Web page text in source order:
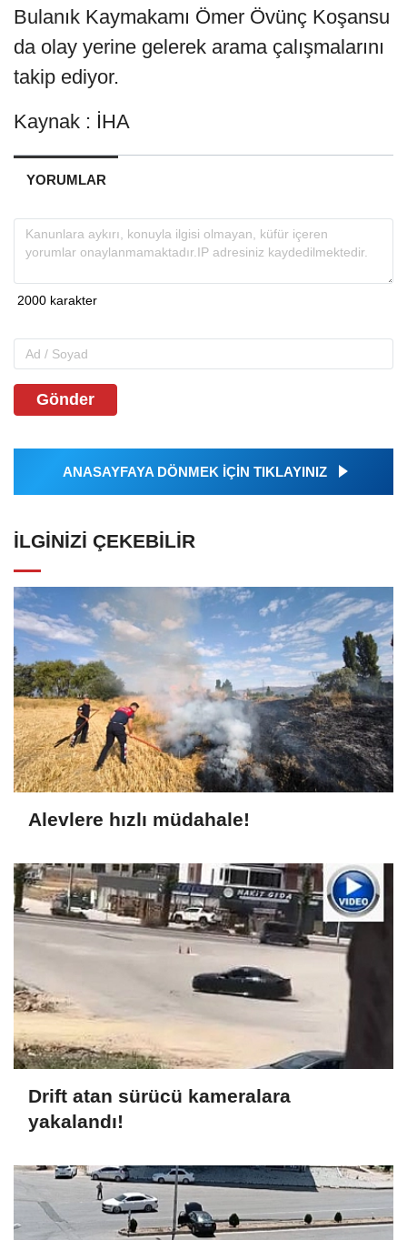
Bulanık Kaymakamı Ömer Övünç Koşansu
da olay yerine gelerek arama çalışmalarını
takip ediyor.
Kaynak : İHA
YORUMLAR
Gönder
ANASAYFAYA DÖNMEK İÇİN TIKLAYINIZ
İLGINIZI ÇEKEBILIR
Alevlere hızlı müdahale!
Drift atan sürücü kameralara
yakalandı!